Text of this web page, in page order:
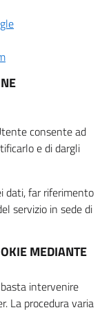
consente ad
e di dargli
dati, far riferimento
servizio in sede di
MEDIANTE
intervenire
La procedura varia